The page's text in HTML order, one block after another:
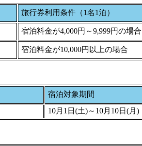
旅行券利用条件（1名1泊）
宿泊料金が4,000円～9,999円の場合
宿泊料金が10,000円以上の場合
宿泊対象期間
10月1日(土)～10月10日(月)